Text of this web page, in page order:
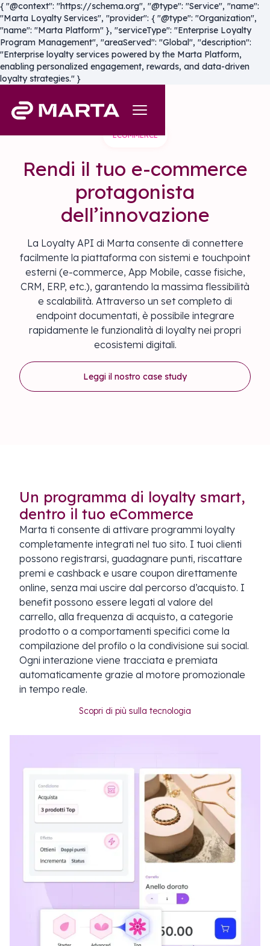
{ "@context": "https://schema.org", "@type": "Service", "name":
"Marta Loyalty Services", "provider": { "@type": "Organization",
"name": "Marta Platform" }, "serviceType": "Enterprise Loyalty
Program Management", "areaServed": "Global", "description":
"Enterprise loyalty services powered by the Marta Platform,
enabling personalized engagement, rewards, and data-driven
loyalty strategies." }
ECOMMERCE
Rendi il tuo e-commerce
protagonista
dell’innovazione
La Loyalty API di Marta consente di connettere
facilmente la piattaforma con sistemi e touchpoint
esterni (e-commerce, App Mobile, casse fisiche,
CRM, ERP, etc.), garantendo la massima flessibilità
e scalabilità. Attraverso un set completo di
endpoint documentati, è possibile integrare
rapidamente le funzionalità di loyalty nei propri
ecosistemi digitali.
Leggi il nostro case study
Un programma di loyalty smart,
dentro il tuo eCommerce
Marta ti consente di attivare programmi loyalty
completamente integrati nel tuo sito. I tuoi clienti
possono registrarsi, guadagnare punti, riscattare
premi e cashback e usare coupon direttamente
online, senza mai uscire dal percorso d’acquisto. I
benefit possono essere legati al valore del
carrello, alla frequenza di acquisto, a categorie
prodotto o a comportamenti specifici come la
compilazione del profilo o la condivisione sui social.
Ogni interazione viene tracciata e premiata
automaticamente grazie al motore promozionale
in tempo reale.
Scopri di più sulla tecnologia